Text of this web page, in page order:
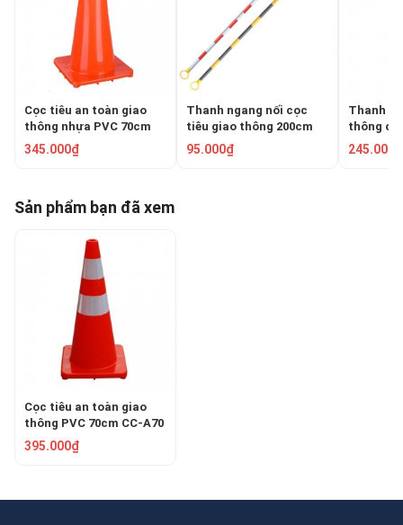
Cọc tiêu an toàn giao
thông nhựa PVC 70cm
Blue Eagle TC80
345.000₫
Thanh ngang nối cọc
tiêu giao thông 200cm
GT-200-1
95.000₫
Thanh
thông có
Blue
245.000₫
Sản phẩm bạn đã xem
Cọc tiêu an toàn giao
thông PVC 70cm CC-A70
395.000₫